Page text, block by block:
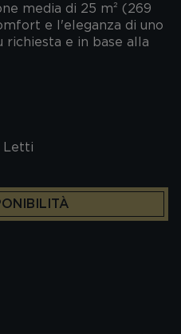
media di 25 m² (269
e l'eleganza di uno
richiesta e in base alla
Letti